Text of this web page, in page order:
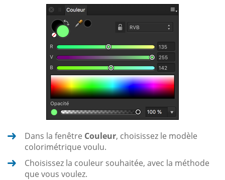
Dans la fenêtre Couleur, choisissez le modèle
colorimétrique voulu.
Choisissez la couleur souhaitée, avec la méthode
que vous voulez.